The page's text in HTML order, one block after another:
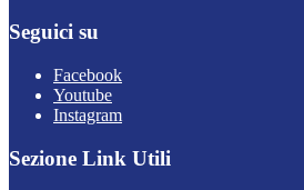
Seguici su
Facebook
Youtube
Instagram
Sezione Link Utili